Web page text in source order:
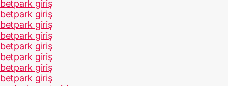
betpark giriş
betpark giriş
betpark giriş
betpark giriş
betpark giriş
betpark giriş
betpark giriş
betpark giriş